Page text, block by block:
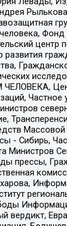
центр
Частное
- Сибирь,
Министров
прессы,
вердикт,